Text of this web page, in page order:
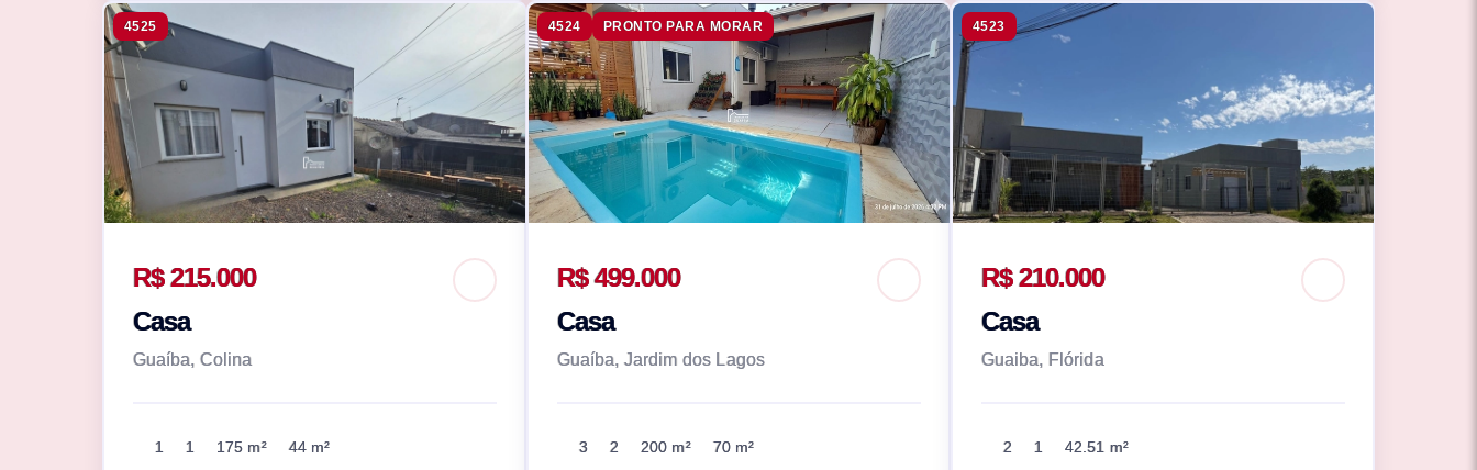
4525
R$ 215.000
Casa
Guaíba, Colina
1 1 175 m² 44 m²
4524 PRONTO PARA MORAR
R$ 499.000
Casa
Guaíba, Jardim dos Lagos
3 2 200 m² 70 m²
4523
R$ 210.000
Casa
Guaiba, Flórida
2 1 42.51 m²